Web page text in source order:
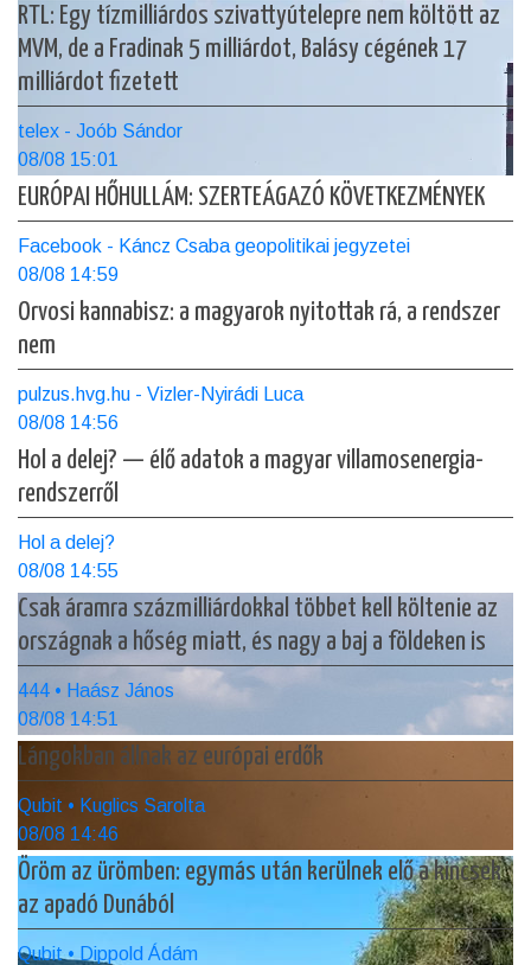
RTL: Egy tízmilliárdos szivattyútelepre nem költött az
MVM, de a Fradinak 5 milliárdot, Balásy cégének 17
milliárdot fizetett
telex - Joób Sándor
08/08 15:01
EURÓPAI HŐHULLÁM: SZERTEÁGAZÓ KÖVETKEZMÉNYEK
Facebook - Káncz Csaba geopolitikai jegyzetei
08/08 14:59
Orvosi kannabisz: a magyarok nyitottak rá, a rendszer
nem
pulzus.hvg.hu - Vizler-Nyirádi Luca
08/08 14:56
Hol a delej? — élő adatok a magyar villamosenergia-
rendszerről
Hol a delej?
08/08 14:55
Csak áramra százmilliárdokkal többet kell költenie az
országnak a hőség miatt, és nagy a baj a földeken is
444 • Haász János
08/08 14:51
Lángokban állnak az európai erdők
Qubit • Kuglics Sarolta
08/08 14:46
Öröm az ürömben: egymás után kerülnek elő a kincsek
az apadó Dunából
Qubit • Dippold Ádám